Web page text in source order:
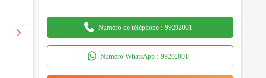
Numéro de téléphone : 99202001
Numéro WhatsApp :99202001